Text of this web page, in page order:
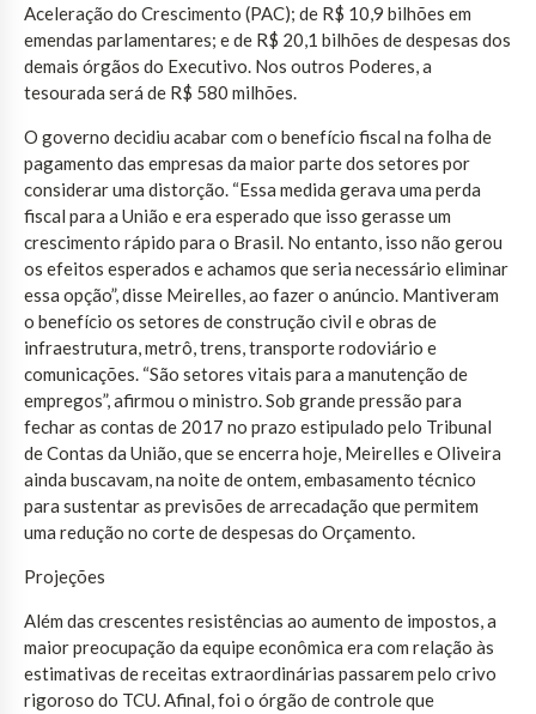
Aceleração do Crescimento (PAC); de R$ 10,9 bilhões em
emendas parlamentares; e de R$ 20,1 bilhões de despesas dos
demais órgãos do Executivo. Nos outros Poderes, a
tesourada será de R$ 580 milhões.
O governo decidiu acabar com o benefício fiscal na folha de
pagamento das empresas da maior parte dos setores por
considerar uma distorção. “Essa medida gerava uma perda
fiscal para a União e era esperado que isso gerasse um
crescimento rápido para o Brasil. No entanto, isso não gerou
os efeitos esperados e achamos que seria necessário eliminar
essa opção”, disse Meirelles, ao fazer o anúncio. Mantiveram
o benefício os setores de construção civil e obras de
infraestrutura, metrô, trens, transporte rodoviário e
comunicações. “São setores vitais para a manutenção de
empregos”, afirmou o ministro. Sob grande pressão para
fechar as contas de 2017 no prazo estipulado pelo Tribunal
de Contas da União, que se encerra hoje, Meirelles e Oliveira
ainda buscavam, na noite de ontem, embasamento técnico
para sustentar as previsões de arrecadação que permitem
uma redução no corte de despesas do Orçamento.
Projeções
Além das crescentes resistências ao aumento de impostos, a
maior preocupação da equipe econômica era com relação às
estimativas de receitas extraordinárias passarem pelo crivo
rigoroso do TCU. Afinal, foi o órgão de controle que